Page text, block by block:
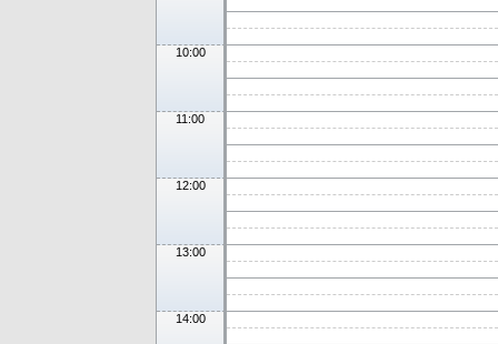
10:00
11:00
12:00
13:00
14:00